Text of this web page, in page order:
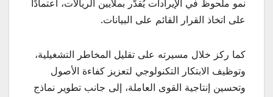
نمو ملحوظ في الإيرادات يُقدّر بملايين الريالات، اعتمادًا
على اتخاذ القرار القائم على البيانات.
كما ركز خلال مسيرته على تقليل المخاطر التشغيلية،
وتوظيف الابتكار التكنولوجي لتعزيز كفاءة الأصول
وتحسين إنتاجية القوى العاملة، إلى جانب تطوير نماذج